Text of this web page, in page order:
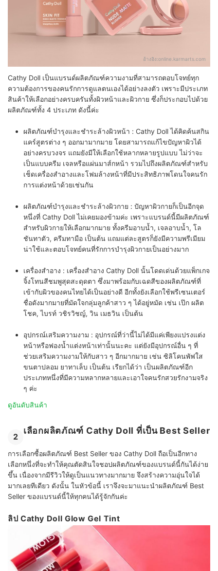
อ้างอิง:online.karmarts.com
Cathy Doll เป็นแบรนด์ผลิตภัณฑ์ความงามที่สามารถตอบโจทย์ทุก
ความต้องการของคนรักการดูแลตนเองได้อย่างลงตัว เพราะมีประเภท
สินค้าให้เลือกอย่างครบครันทั้งผิวหน้าและผิวกาย ซึ่งก็ประกอบไปด้วย
ผลิตภัณฑ์ทั้ง 4 ประเภท ดังนี้ค่ะ
ผลิตภัณฑ์บำรุงและชำระล้างผิวหน้า : Cathy Doll ได้คิดค้นสกิน
แคร์สูตรต่าง ๆ ออกมามากมาย โดยสามารถแก้ไขปัญหาผิวได้
อย่างครบวงจร แถมยังมีให้เลือกใช้หลากหลายรูปแบบ ไม่ว่าจะ
เป็นแบบครีม เจลหรือแผ่นมาส์กหน้า รวมไปถึงผลิตภัณฑ์สำหรับ
เช็ดเครื่องสำอางและโฟมล้างหน้าที่มีประสิทธิภาพโดนใจคนรัก
การแต่งหน้าด้วยเช่นกัน
ผลิตภัณฑ์บำรุงและชำระล้างผิวกาย : ปัญหาผิวกายก็เป็นอีกจุด
หนึ่งที่ Cathy Doll ไม่เคยมองข้ามค่ะ เพราะแบรนด์นี้มีผลิตภัณฑ์
สำหรับผิวกายให้เลือกมากมาย ทั้งครีมอาบน้ำ, เจลอาบน้ำ, โล
ชันทาตัว, ครีมทามือ เป็นต้น แถมแต่ละสูตรก็ยังมีความพรีเมียม
น่าใช้และตอบโจทย์คนที่รักการบำรุงผิวกายเป็นอย่างมาก
เครื่องสำอาง : เครื่องสำอาง Cathy Doll นั้นโดดเด่นด้วยแพ็กเกจ
จิ้งโทนสีชมพูสุดสะดุดตา ซึ่งมาพร้อมกับเฉดสีของผลิตภัณฑ์ที่
เข้ากับผิวของคนไทยได้เป็นอย่างดี อีกทั้งยังเลือกใช้พรีเซนเตอร์
ชื่อดังมากมายที่มัดใจกลุ่มลูกค้าสาว ๆ ได้อยู่หมัด เช่น เป๊ก ผลิต
โชค, ไบรท์ วชิรวิชญ์, วิน เมธวิน เป็นต้น
อุปกรณ์เสริมความงาม : อุปกรณ์ที่ว่านี้ไม่ได้มีแค่เพียงแปรงแต่ง
หน้าหรือฟองน้ำแต่งหน้าเท่านั้นนะคะ แต่ยังมีอุปกรณ์อื่น ๆ ที่
ช่วยเสริมความงามให้กับสาว ๆ อีกมากมาย เช่น ซิลิโคนพัฟใส
ขนตาปลอม ยาทาเล็บ เป็นต้น เรียกได้ว่า เป็นผลิตภัณฑ์อีก
ประเภทหนึ่งที่มีความหลากหลายและเอาใจคนรักสวยรักงามจริง
ๆ ค่ะ
ดูอันดับสินค้า
2
เลือกผลิตภัณฑ์ Cathy Doll ที่เป็น Best Seller
การเลือกซื้อผลิตภัณฑ์ Best Seller ของ Cathy Doll ถือเป็นอีกทาง
เลือกหนึ่งที่จะทำให้คุณตัดสินใจชอปผลิตภัณฑ์ของแบรนด์นี้กันได้ง่าย
ขึ้น เนื่องจากมีรีวิวให้ดูเป็นแนวทางมากมาย จึงสร้างความอุ่นใจได้
มากเลยทีเดียว ดังนั้น ในหัวข้อนี้ เราจึงจะมาแนะนำผลิตภัณฑ์ Best
Seller ของแบรนด์นี้ให้ทุกคนได้รู้จักกันค่ะ
ลิป Cathy Doll Glow Gel Tint